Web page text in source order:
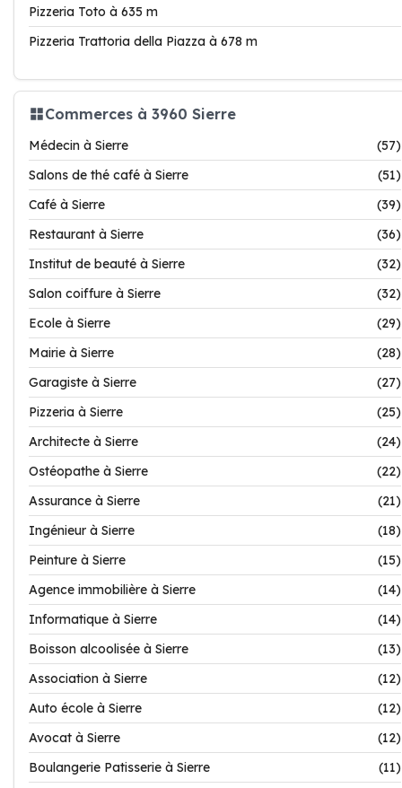
Pizzeria Toto à 635 m
Pizzeria Trattoria della Piazza à 678 m
Commerces à 3960 Sierre
Médecin à Sierre
(57)
Salons de thé café à Sierre
(51)
Café à Sierre
(39)
Restaurant à Sierre
(36)
Institut de beauté à Sierre
(32)
Salon coiffure à Sierre
(32)
Ecole à Sierre
(29)
Mairie à Sierre
(28)
Garagiste à Sierre
(27)
Pizzeria à Sierre
(25)
Architecte à Sierre
(24)
Ostéopathe à Sierre
(22)
Assurance à Sierre
(21)
Ingénieur à Sierre
(18)
Peinture à Sierre
(15)
Agence immobilière à Sierre
(14)
Informatique à Sierre
(14)
Boisson alcoolisée à Sierre
(13)
Association à Sierre
(12)
Auto école à Sierre
(12)
Avocat à Sierre
(12)
Boulangerie Patisserie à Sierre
(11)